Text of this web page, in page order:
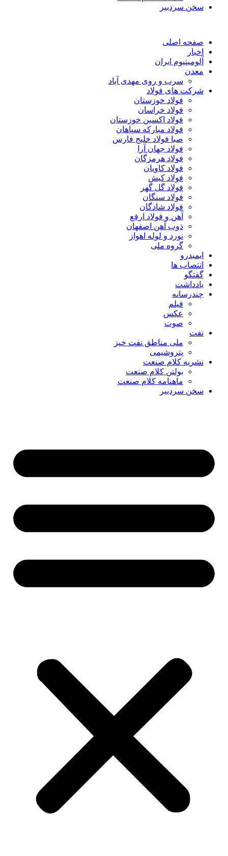
سخن سردبیر
صفحه اصلی
اخبار
آلومینیوم ایران
معدن
سرب و روی مهدی آباد
شرکت های فولاد
فولاد خوزستان
فولاد خراسان
فولاد اکسین خوزستان
فولاد مبارکه سپاهان
صبا فولاد خلیج فارس
فولاد جهان آرا
فولاد هرمزگان
فولاد کاویان
فولاد کیش
فولاد گل گهر
فولاد سنگان
فولاد شادگان
آهن و فولاد ارفع
ذوب آهن اصفهان
نورد و لوله اهواز
گروه ملی
ایمیدرو
انتصاب ها
گفتگو
یادداشت
چندرسانه
فیلم
عکس
صوت
نفت
ملی مناطق نفت خیز
پتروشیمی
نشریه کلام صنعت
بولتن کلام صنعت
ماهنامه کلام صنعت
سخن سردبیر